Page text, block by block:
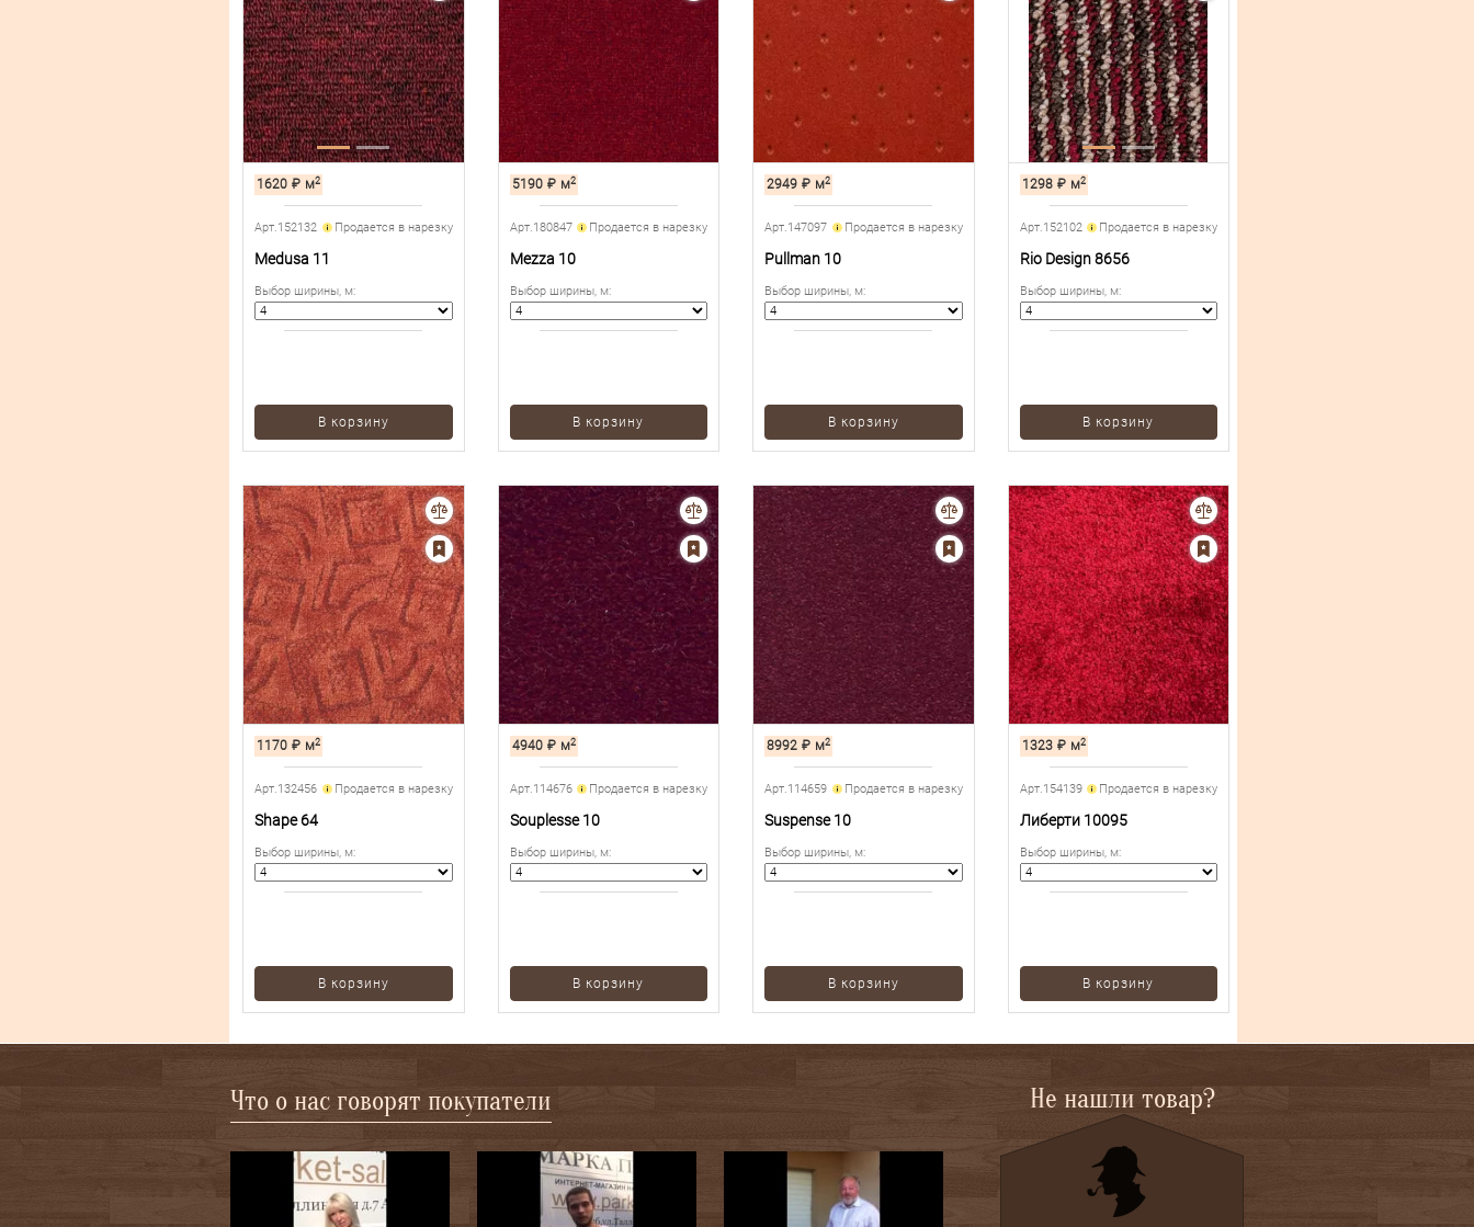
1620 ₽ м2
Арт.152132 Продается в нарезку
Medusa 11
Выбор ширины, м:
В корзину
5190 ₽ м2
Арт.180847 Продается в нарезку
Mezza 10
Выбор ширины, м:
В корзину
2949 ₽ м2
Арт.147097 Продается в нарезку
Pullman 10
Выбор ширины, м:
В корзину
1298 ₽ м2
Арт.152102 Продается в нарезку
Rio Design 8656
Выбор ширины, м:
В корзину
1170 ₽ м2
Арт.132456 Продается в нарезку
Shape 64
Выбор ширины, м:
В корзину
4940 ₽ м2
Арт.114676 Продается в нарезку
Souplesse 10
Выбор ширины, м:
В корзину
8992 ₽ м2
Арт.114659 Продается в нарезку
Suspense 10
Выбор ширины, м:
В корзину
1323 ₽ м2
Арт.154139 Продается в нарезку
Либерти 10095
Выбор ширины, м:
В корзину
Что о нас говорят покупатели Не нашли товар?